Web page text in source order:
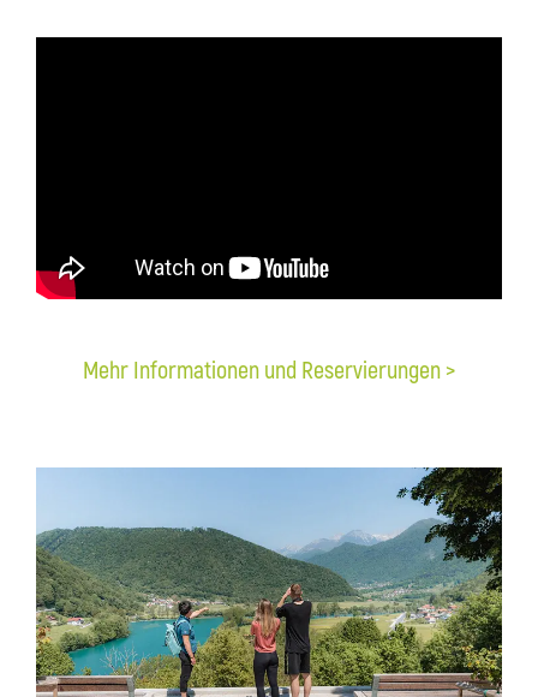
Mehr Informationen und Reservierungen >